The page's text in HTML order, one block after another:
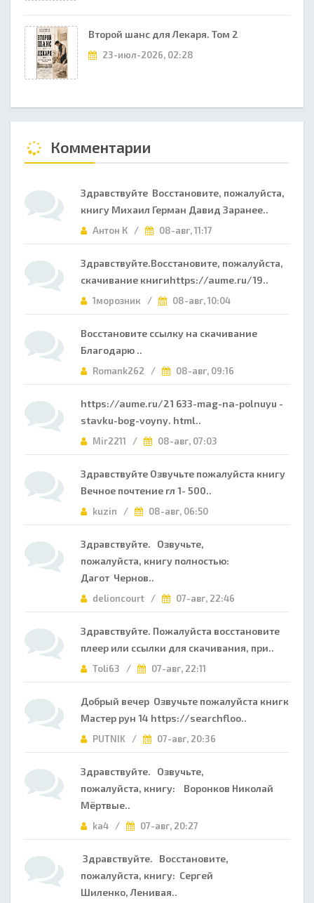
Второй шанс для Лекаря. Том 2
23-июл-2026, 02:28
Комментарии
Здравствуйте Восстановите, пожалуйста,
книгу Михаил Герман Давид Заранее..
Антон К / 08-авг, 11:17
Здравствуйте.Восстановите, пожалуйста,
скачивание книгиhttps://aume.ru/19..
1морозник / 08-авг, 10:04
Восстановите ссылку на скачивание
Благодарю ..
Romank262 / 08-авг, 09:16
https://aume.ru/21 633-mag-na-polnuyu -
stavku-bog-voyny. html..
Mir2211 / 08-авг, 07:03
Здравствуйте Озвучьте пожалуйста книгу
Вечное почтение гл 1- 500..
kuzin / 08-авг, 06:50
Здравствуйте. Озвучьте,
пожалуйста, книгу полностью:
Дагот Чернов..
delioncourt / 07-авг, 22:46
Здравствуйте. Пожалуйста восстановите
плеер или ссылки для скачивания, при..
Toli63 / 07-авг, 22:11
Добрый вечер Озвучьте пожалуйста книгк
Мастер рун 14 https://searchfloo..
PUTNIK / 07-авг, 20:36
Здравствуйте. Озвучьте,
пожалуйста, книгу: Воронков Николай
Мёртвые..
ka4 / 07-авг, 20:27
Здравствуйте. Восстановите,
пожалуйста, книгу: Сергей
Шиленко, Ленивая..